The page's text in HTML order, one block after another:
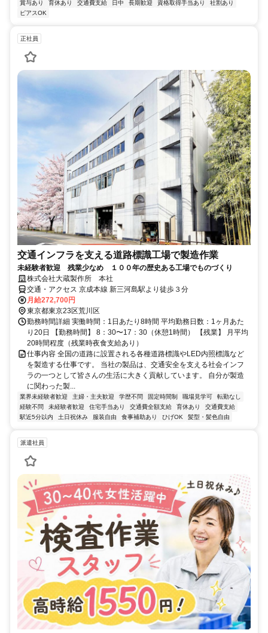
賞与あり 育休あり 交通費支給 日中 長期歓迎 資格取得手当あり
社割あり
ピアスOK
正社員
交通インフラを支える道路標識工場で製造作業
未経験者歓迎 残業少なめ １００年の歴史ある工場でものづくり
株式会社大蔵製作所 本社
交通・アクセス 京成本線 新三河島駅より徒歩３分
月給272,700円
東京都東京23区荒川区
勤務時間詳細 実働時間：1日あたり8時間 平均勤務日数：1ヶ月あた
り20日 【勤務時間】 8：30〜17：30（休憩1時間） 【残業】 月平均
20時間程度（残業時夜食支給あり）
仕事内容 全国の道路に設置される各種道路標識やLED内照標識など
を製造する仕事です。 当社の製品は、交通安全を支える社会インフ
ラの一つとして皆さんの生活に大きく貢献しています。 自分が製造
に関わった製...
業界未経験者歓迎 主婦・主夫歓迎 学歴不問 固定時間制 職場見学可
転勤なし
経験不問
未経験者歓迎 住宅手当あり 交通費全額支給 育休あり
交通費支給
駅近5分以内
土日祝休み 服装自由 食事補助あり ひげOK 髪型・髪色自由
派遣社員